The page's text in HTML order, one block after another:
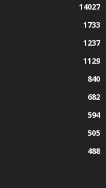
14027
1733
1237
1129
840
682
594
505
488